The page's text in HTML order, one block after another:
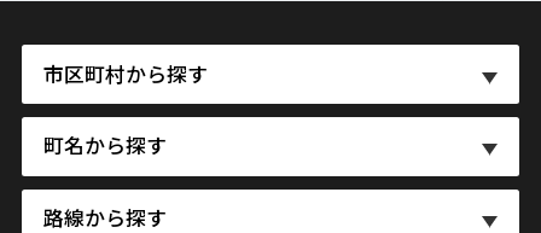
市区町村から探す
町名から探す
路線から探す